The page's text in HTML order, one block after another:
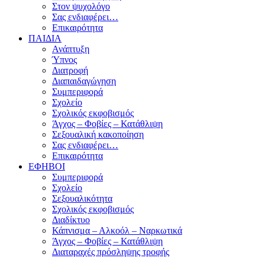
Στον ψυχολόγο
Σας ενδιαφέρει…
Επικαιρότητα
ΠΑΙΔΙΑ
Ανάπτυξη
Ύπνος
Διατροφή
Διαπαιδαγώγηση
Συμπεριφορά
Σχολείο
Σχολικός εκφοβισμός
Άγχος – Φοβίες – Κατάθλιψη
Σεξουαλική κακοποίηση
Σας ενδιαφέρει…
Επικαιρότητα
ΕΦΗΒΟΙ
Συμπεριφορά
Σχολείο
Σεξουαλικότητα
Σχολικός εκφοβισμός
Διαδίκτυο
Κάπνισμα – Αλκοόλ – Ναρκωτικά
Άγχος – Φοβίες – Κατάθλιψη
Διαταραχές πρόσληψης τροφής